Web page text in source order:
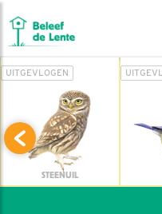
UITGEVLOGEN
STEENUIL